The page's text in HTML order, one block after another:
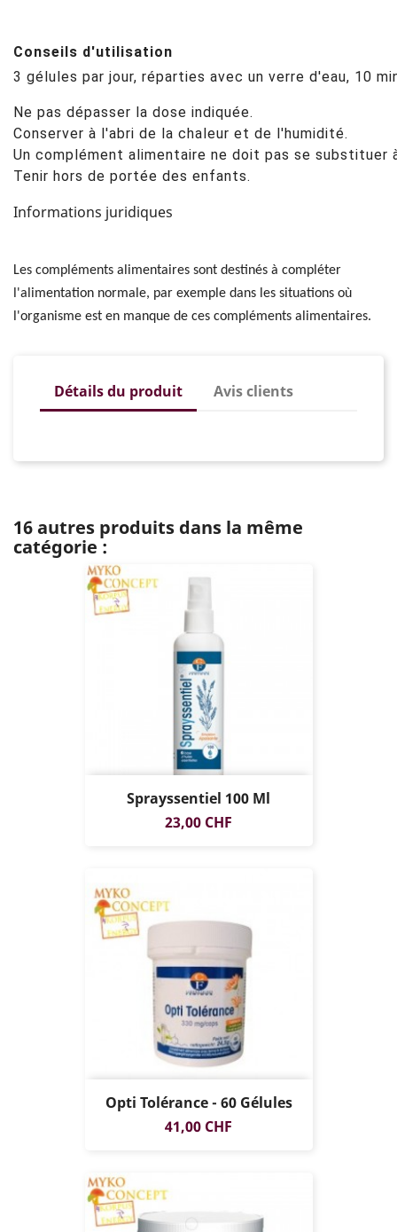
Conseils d'utilisation
3 gélules par jour, réparties avec un verre d'eau, 10
Ne pas dépasser la dose indiquée.
Conserver à l'abri de la chaleur et de l'humidité.
Un complément alimentaire ne doit pas se substituer
Tenir hors de portée des enfants.
Informations juridiques
Les compléments alimentaires sont destinés à compléter
l'alimentation normale, par exemple dans les situations où
l'organisme est en manque de ces compléments alimentaires.
Détails du produit Avis clients
16 autres produits dans la même
catégorie :
Sprayssentiel 100 Ml
Prix
23,00 CHF
Opti Tolérance - 60 Gélules
Prix
41,00 CHF